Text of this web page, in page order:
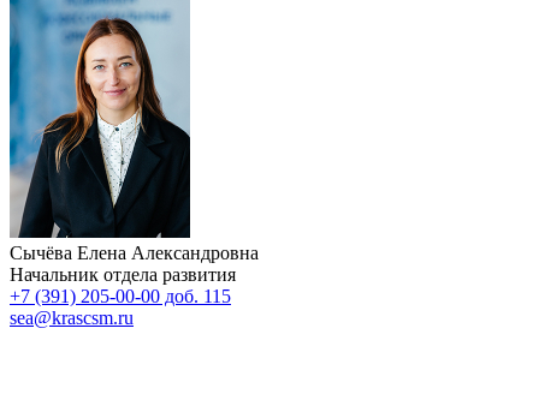
Сычёва Елена Александровна
Начальник отдела развития
+7 (391) 205-00-00 доб. 115
sea@krascsm.ru